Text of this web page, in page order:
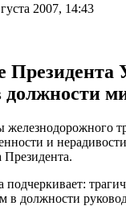
2007, 14:43
Президента
должности
железнодорожного
и
Президента.
подчеркивает:
должности